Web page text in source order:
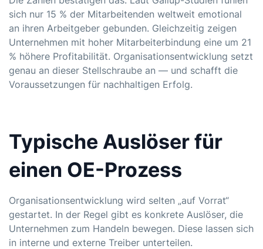
sich nur 15 % der Mitarbeitenden weltweit emotional
an ihren Arbeitgeber gebunden. Gleichzeitig zeigen
Unternehmen mit hoher Mitarbeiterbindung eine um 21
% höhere Profitabilität. Organisationsentwicklung setzt
genau an dieser Stellschraube an — und schafft die
Voraussetzungen für nachhaltigen Erfolg.
Typische Auslöser für
einen OE-Prozess
Organisationsentwicklung wird selten „auf Vorrat“
gestartet. In der Regel gibt es konkrete Auslöser, die
Unternehmen zum Handeln bewegen. Diese lassen sich
in interne und externe Treiber unterteilen.